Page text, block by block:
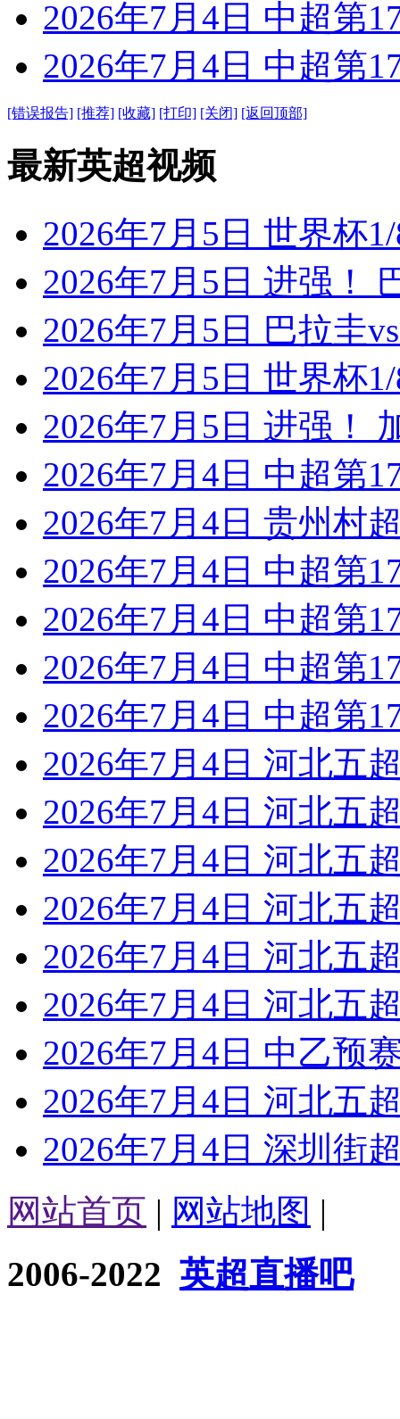
2026年7月4日 中超第
2026年7月4日 中超第
[错误报告] [推荐] [收藏] [打印] [关闭] [返回顶部]
最新英超视频
2026年7月5日 世界杯
2026年7月5日 进强！
2026年7月5日 巴拉圭
2026年7月5日 世界杯
2026年7月5日 进强！
2026年7月4日 中超第
2026年7月4日 贵州村
2026年7月4日 中超第
2026年7月4日 中超第
2026年7月4日 中超第
2026年7月4日 中超第
2026年7月4日 河北五
2026年7月4日 河北五
2026年7月4日 河北五
2026年7月4日 河北五
2026年7月4日 河北五
2026年7月4日 河北五
2026年7月4日 中乙预
2026年7月4日 河北五
2026年7月4日 深圳街
网站首页 | 网站地图 |
2006-2022 英超直播吧